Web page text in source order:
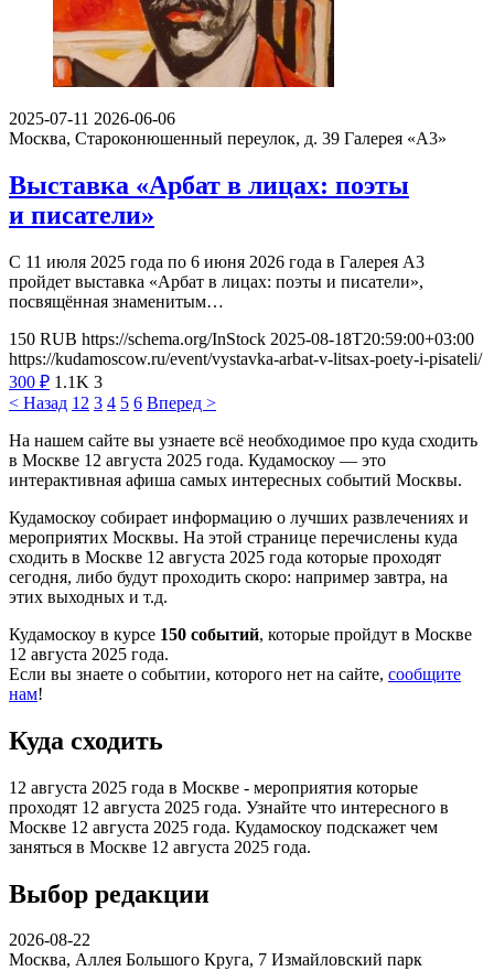
2025-07-11 2026-06-06
Москва, Староконюшенный переулок, д. 39 Галерея «А3»
Выставка «Арбат в лицах: поэты
и писатели»
С 11 июля 2025 года по 6 июня 2026 года в Галерея А3
пройдет выставка «Арбат в лицах: поэты и писатели»,
посвящённая знаменитым…
150 RUB https://schema.org/InStock 2025-08-18T20:59:00+03:00
https://kudamoscow.ru/event/vystavka-arbat-v-litsax-poety-i-pisateli/
300 ₽ 1.1K 3
< Назад 1 2 3 4 5 6 Вперед >
На нашем сайте вы узнаете всё необходимое про куда сходить
в Москве 12 августа 2025 года. Кудамоскоу — это
интерактивная афиша самых интересных событий Москвы.
Кудамоскоу собирает информацию о лучших развлечениях и
мероприятих Москвы. На этой странице перечислены куда
сходить в Москве 12 августа 2025 года которые проходят
сегодня, либо будут проходить скоро: например завтра, на
этих выходных и т.д.
Кудамоскоу в курсе 150 событий, которые пройдут в Москве
12 августа 2025 года.
Если вы знаете о событии, которого нет на сайте, сообщите
нам!
Куда сходить
12 августа 2025 года в Москве - мероприятия которые
проходят 12 августа 2025 года. Узнайте что интересного в
Москве 12 августа 2025 года. Кудамоскоу подскажет чем
заняться в Москве 12 августа 2025 года.
Выбор редакции
2026-08-22
Москва, Аллея Большого Круга, 7 Измайловский парк